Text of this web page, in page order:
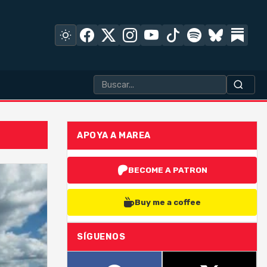
APOYA A MAREA
BECOME A PATRON
Buy me a coffee
SÍGUENOS